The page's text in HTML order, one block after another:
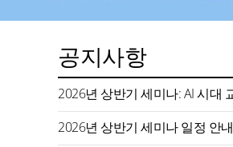
공지사항
2026년 상반기 세미나 일정 안내